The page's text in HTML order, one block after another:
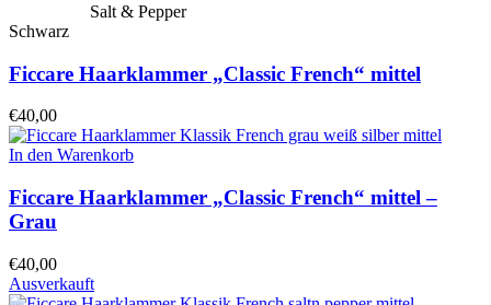
Salt & Pepper
Schwarz
Ficcare Haarklammer „Classic French“ mittel
€40,00
In den Warenkorb
Ficcare Haarklammer „Classic French“ mittel –
Grau
€40,00
Ausverkauft